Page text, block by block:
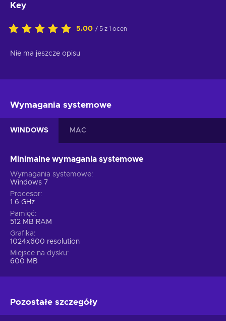
Key
5.00 / 5 z 1 ocen
Nie ma jeszcze opisu
Wymagania systemowe
WINDOWS MAC
Minimalne wymagania systemowe
Wymagania systemowe
Windows 7
Procesor
1.6 GHz
Pamięć
512 MB RAM
Grafika
1024x600 resolution
Miejsce na dysku
600 MB
Pozostałe szczegóły